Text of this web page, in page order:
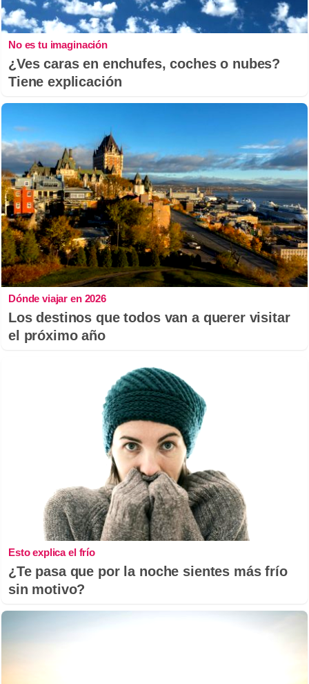
No es tu imaginación
¿Ves caras en enchufes, coches o nubes?
Tiene explicación
Dónde viajar en 2026
Los destinos que todos van a querer visitar
el próximo año
Esto explica el frío
¿Te pasa que por la noche sientes más frío
sin motivo?